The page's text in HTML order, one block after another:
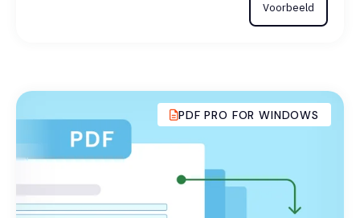
Voorbeeld
PDF PRO FOR WINDOWS